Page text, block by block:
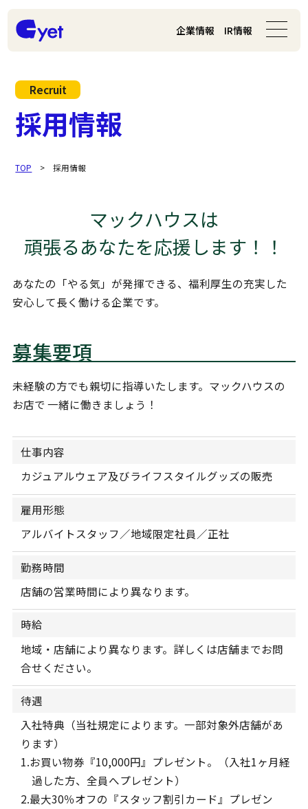
企業情報 IR情報
Recruit
採用情報
TOP >採用情報
マックハウスは
頑張るあなたを応援します！！
あなたの「やる気」が発揮できる、福利厚生の充実した
安心して長く働ける企業です。
募集要項
未経験の方でも親切に指導いたします。マックハウスの
お店で 一緒に働きましょう！
仕事内容
カジュアルウェア及びライフスタイルグッズの販売
雇用形態
アルバイトスタッフ／地域限定社員／正社
勤務時間
店舗の営業時間により異なります。
時給
地域・店舗により異なります。詳しくは店舗までお問
合せください。
待遇
入社特典（当社規定によります。一部対象外店舗があ
ります）
1.お買い物券『10,000円』プレゼント。（入社1ヶ月経
過した方、全員へプレゼント）
2.最大30％オフの『スタッフ割引カード』プレゼン